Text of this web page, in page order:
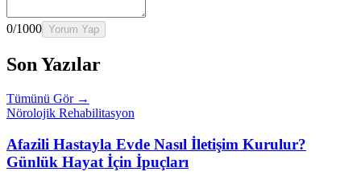
0/1000 Yorum Yap
Son Yazılar
Tümünü Gör →
Nörolojik Rehabilitasyon
Afazili Hastayla Evde Nasıl İletişim Kurulur?
Günlük Hayat İçin İpuçları